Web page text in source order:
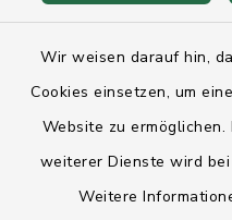
Wir weisen darauf hin,
Cookies einsetzen, um
Website zu
weiterer Dienste wird
Weitere